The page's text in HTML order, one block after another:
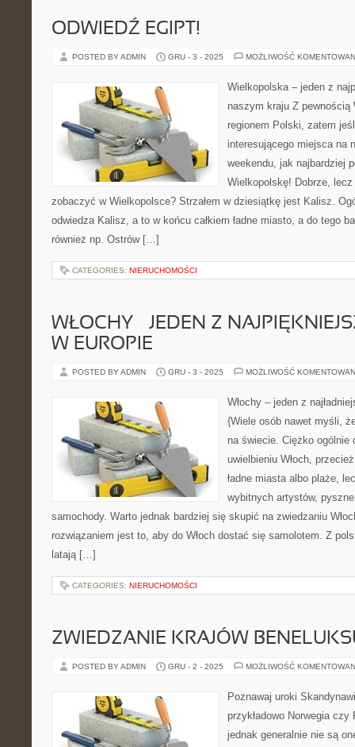
ODWIEDŹ EGIPT!
POSTED BY ADMIN GRU - 3 - 2025 MOŻLIWOŚĆ
Wielkopolska – jeden z
naszym kraju Z
regionem Polski, zatem
interesującego miejsca na
weekendu, jak najbardziej
Wielkopolskę! Dobrze,
zobaczyć w Wielkopolsce? Strzałem w dziesiątkę jest Kalisz.
odwiedza Kalisz, a to w końcu całkiem ładne miasto, a do tego
również np. Ostrów […]
CATEGORIES: NIERUCHOMOŚCI
WŁOCHY – JEDEN Z
W EUROPIE
POSTED BY ADMIN GRU - 3 - 2025 MOŻLIWOŚĆ
Włochy – jeden z
{Wiele osób nawet myśli,
na świecie. Ciężko ogólnie
uwielbieniu Włoch,
ładne miasta albo plaże,
wybitnych artystów,
samochody. Warto jednak bardziej się skupić na zwiedzaniu
rozwiązaniem jest to, aby do Włoch dostać się samolotem. Z
latają […]
CATEGORIES: NIERUCHOMOŚCI
ZWIEDZANIE KRAJÓW
POSTED BY ADMIN GRU - 2 - 2025 MOŻLIWOŚĆ
Poznawaj uroki
przykładowo Norwegia czy
jednak generalnie nie są